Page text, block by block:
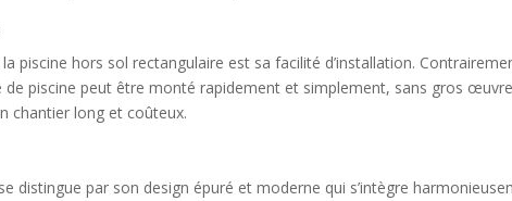
la piscine hors sol rectangulaire est sa facilité d’installation.
piscine peut être monté rapidement et simplement, sans gros
chantier long et coûteux.
distingue par son design épuré et moderne qui s’intègre